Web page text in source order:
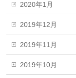
2020年1月
2019年12月
2019年11月
2019年10月